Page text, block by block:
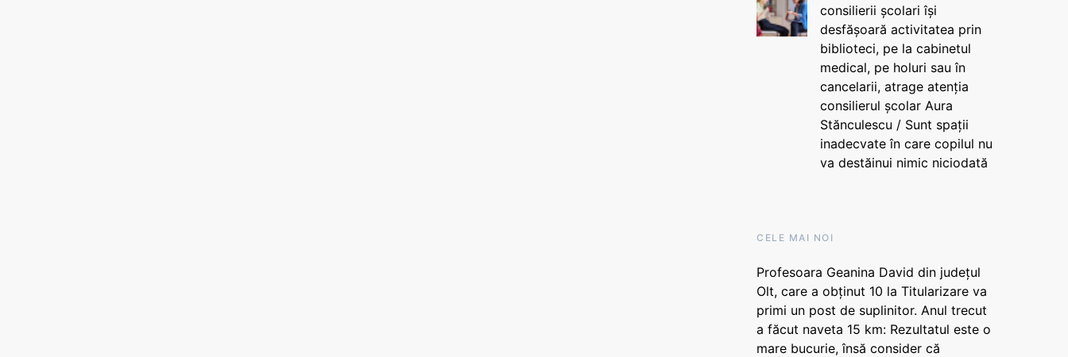
consilierii școlari își
desfășoară activitatea prin
biblioteci, pe la cabinetul
medical, pe holuri sau în
cancelarii, atrage atenția
consilierul școlar Aura
Stănculescu / Sunt spații
inadecvate în care copilul nu
va destăinui nimic niciodată
CELE MAI NOI
Profesoara Geanina David din județul
Olt, care a obținut 10 la Titularizare va
primi un post de suplinitor. Anul trecut
a făcut naveta 15 km: Rezultatul este o
mare bucurie, însă consider că